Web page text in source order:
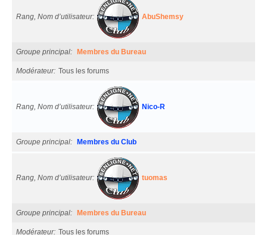
Rang, Nom d’utilisateur AbuShemsy
Groupe principal Membres du Bureau
Modérateur Tous les forums
Rang, Nom d’utilisateur Nico-R
Groupe principal Membres du Club
Rang, Nom d’utilisateur tuomas
Groupe principal Membres du Bureau
Modérateur Tous les forums